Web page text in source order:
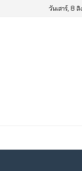
วันเสาร์, 8